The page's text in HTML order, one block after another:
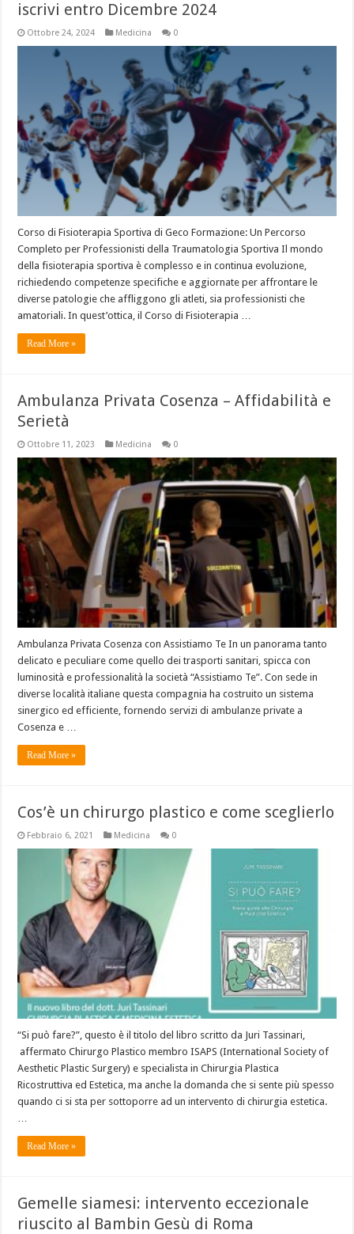
iscrivi entro Dicembre 2024
Ottobre 24, 2024 Medicina 0
Corso di Fisioterapia Sportiva di Geco Formazione: Un Percorso
Completo per Professionisti della Traumatologia Sportiva Il mondo
della fisioterapia sportiva è complesso e in continua evoluzione,
richiedendo competenze specifiche e aggiornate per affrontare le
diverse patologie che affliggono gli atleti, sia professionisti che
amatoriali. In quest’ottica, il Corso di Fisioterapia …
Read More »
Ambulanza Privata Cosenza – Affidabilità e
Serietà
Ottobre 11, 2023 Medicina 0
Ambulanza Privata Cosenza con Assistiamo Te In un panorama tanto
delicato e peculiare come quello dei trasporti sanitari, spicca con
luminosità e professionalità la società “Assistiamo Te”. Con sede in
diverse località italiane questa compagnia ha costruito un sistema
sinergico ed efficiente, fornendo servizi di ambulanze private a
Cosenza e …
Read More »
Cos’è un chirurgo plastico e come sceglierlo
Febbraio 6, 2021 Medicina 0
“Si può fare?”, questo è il titolo del libro scritto da Juri Tassinari,
affermato Chirurgo Plastico membro ISAPS (International Society of
Aesthetic Plastic Surgery) e specialista in Chirurgia Plastica
Ricostruttiva ed Estetica, ma anche la domanda che si sente più spesso
quando ci si sta per sottoporre ad un intervento di chirurgia estetica.
Read More »
Gemelle siamesi: intervento eccezionale
riuscito al Bambin Gesù di Roma